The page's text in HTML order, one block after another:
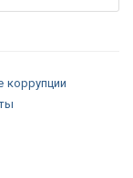
коррупции